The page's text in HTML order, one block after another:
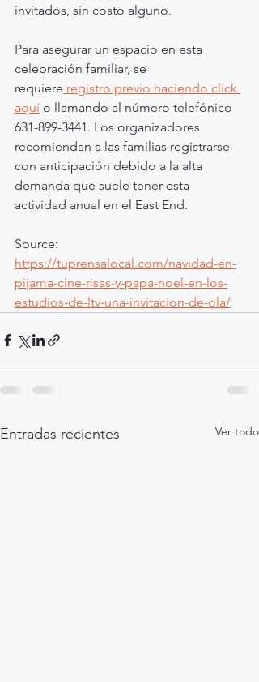
invitados, sin costo alguno.
Para asegurar un espacio en esta
celebración familiar, se
requiere registro previo haciendo click
aquí o llamando al número telefónico
631-899-3441. Los organizadores
recomiendan a las familias registrarse
con anticipación debido a la alta
demanda que suele tener esta
actividad anual en el East End.
Source:
https://tuprensalocal.com/navidad-en-
pijama-cine-risas-y-papa-noel-en-los-
estudios-de-ltv-una-invitacion-de-ola/
Entradas recientes Ver todo